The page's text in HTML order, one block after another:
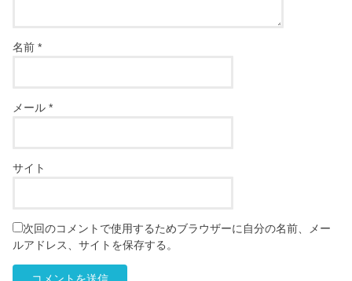
名前*
メール*
サイト
次回のコメントで使用するためブラウザーに自分の名前、メー
ルアドレス、サイトを保存する。